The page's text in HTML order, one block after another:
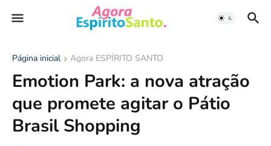
Página inicial Agora ESPÍRITO SANTO
Emotion Park: a nova atração
que promete agitar o Pátio
Brasil Shopping